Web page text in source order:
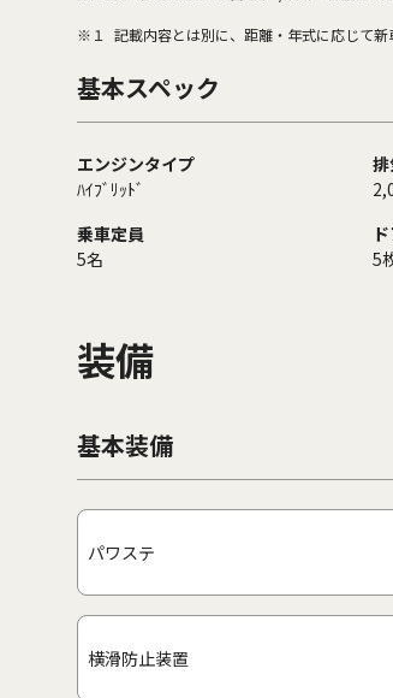
※１ 記載内容とは別に、距離・年式に応じて
基本スペック
エンジンタイプ
ﾊｲﾌﾞﾘｯﾄﾞ
乗車定員
5名
5
装備
基本装備
パワステ
横滑防止装置